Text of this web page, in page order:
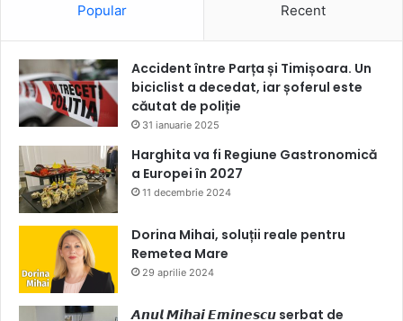
Popular Recent
Accident între Parța și Timișoara. Un
biciclist a decedat, iar șoferul este
căutat de poliție
31 ianuarie 2025
Harghita va fi Regiune Gastronomică
a Europei în 2027
11 decembrie 2024
Dorina Mihai, soluții reale pentru
Remetea Mare
29 aprilie 2024
𝘼𝙣𝙪𝙡 𝙈𝙞𝙝𝙖𝙞 𝙀𝙢𝙞𝙣𝙚𝙨𝙘𝙪 serbat de